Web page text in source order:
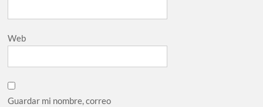
Web
Guardar mi nombre, correo